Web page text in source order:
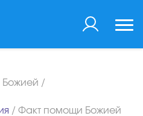
/
/ Факт помощи Божией